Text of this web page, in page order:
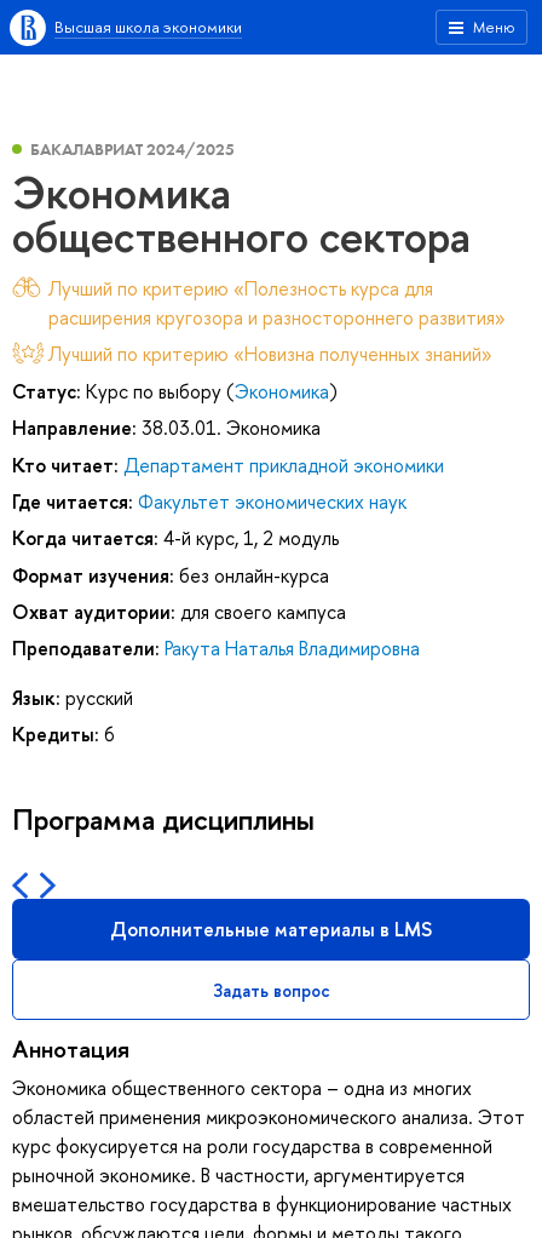
Меню
Высшая школа экономики
БАКАЛАВРИАТ 2024/2025
Экономика
общественного сектора
Лучший по критерию «Полезность курса для
расширения кругозора и разностороннего развития»
Лучший по критерию «Новизна полученных знаний»
Статус: Курс по выбору (Экономика)
Направление: 38.03.01. Экономика
Кто читает: Департамент прикладной экономики
Где читается: Факультет экономических наук
Когда читается: 4-й курс, 1, 2 модуль
Формат изучения: без онлайн-курса
Охват аудитории: для своего кампуса
Преподаватели: Ракута Наталья Владимировна
Язык: русский
Кредиты: 6
Программа дисциплины
Дополнительные материалы в LMS
Задать вопрос
Аннотация
Экономика общественного сектора – одна из многих
областей применения микроэкономического анализа. Этот
курс фокусируется на роли государства в современной
рыночной экономике. В частности, аргументируется
вмешательство государства в функционирование частных